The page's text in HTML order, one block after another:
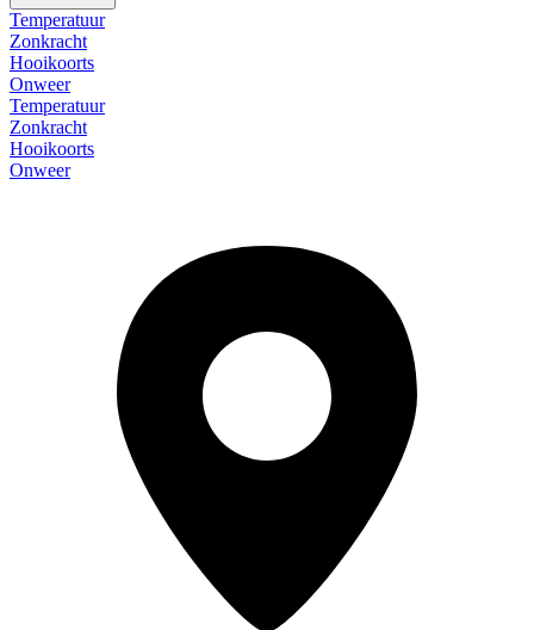
Temperatuur
Zonkracht
Hooikoorts
Onweer
Temperatuur
Zonkracht
Hooikoorts
Onweer